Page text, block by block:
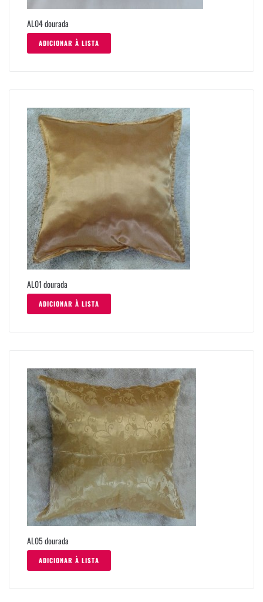
AL04 dourada
ADICIONAR À LISTA
AL01 dourada
ADICIONAR À LISTA
AL05 dourada
ADICIONAR À LISTA